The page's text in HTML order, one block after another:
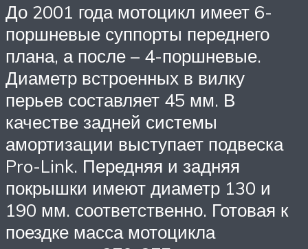
До 2001 года мотоцикл имеет 6-
поршневые суппорты переднего
плана, а после – 4-поршневые.
Диаметр встроенных в вилку
перьев составляет 45 мм. В
качестве задней системы
амортизации выступает подвеска
Pro-Link. Передняя и задняя
покрышки имеют диаметр 130 и
190 мм. соответственно. Готовая к
поездке масса мотоцикла